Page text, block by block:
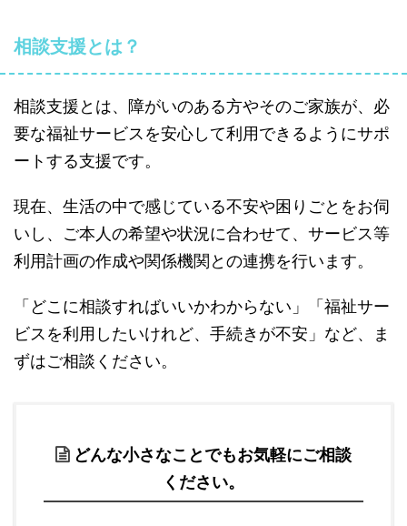
相談支援とは？
相談支援とは、障がいのある方やそのご家族が、必
要な福祉サービスを安心して利用できるようにサポ
ートする支援です。
現在、生活の中で感じている不安や困りごとをお伺
いし、ご本人の希望や状況に合わせて、サービス等
利用計画の作成や関係機関との連携を行います。
「どこに相談すればいいかわからない」「福祉サー
ビスを利用したいけれど、手続きが不安」など、ま
ずはご相談ください。
どんな小さなことでもお気軽にご相談
ください。